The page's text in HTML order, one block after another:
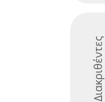
Διακριθέντες